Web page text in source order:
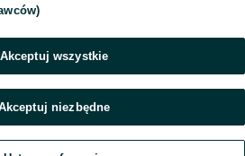
Akceptuj wszystkie
niezbędne